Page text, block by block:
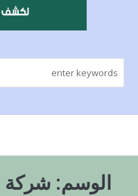
الوسم: شركة